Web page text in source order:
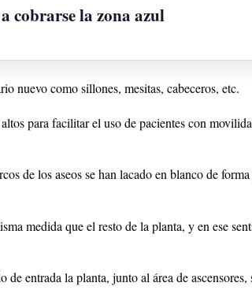
cobrarse la zona azul
nuevo como sillones, mesitas, cabeceros, etc.
para facilitar el uso de pacientes con
de los aseos se han lacado en blanco de
medida que el resto de la planta, y en ese
entrada la planta, junto al área de ascensores,